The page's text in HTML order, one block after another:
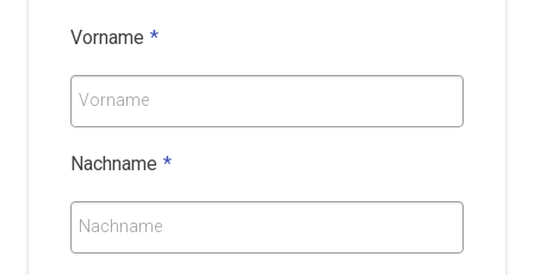
Vorname *
Vorname
Nachname *
Nachname